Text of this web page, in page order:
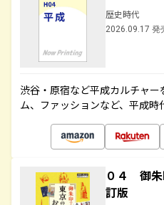
歴史時代
2026.09.17 発
渋谷・原宿など平成カルチャ
ム、ファッションなど、平成時
０４ 御
訂版